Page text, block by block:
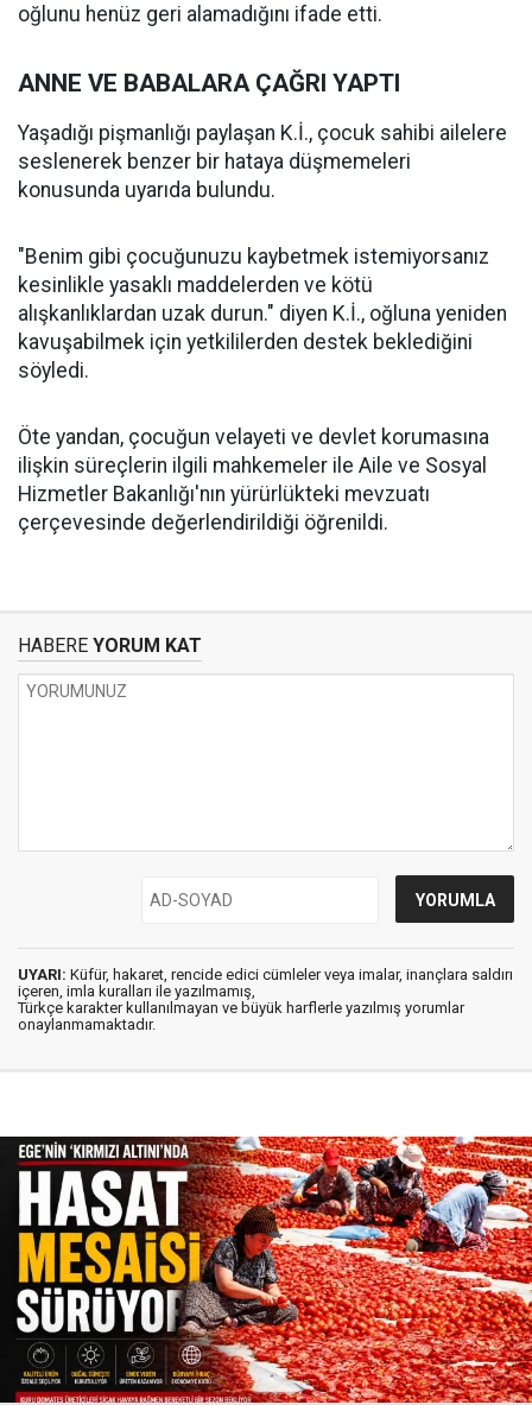
oğlunu henüz geri alamadığını ifade etti.
ANNE VE BABALARA ÇAĞRI YAPTI
Yaşadığı pişmanlığı paylaşan K.İ., çocuk sahibi ailelere
seslenerek benzer bir hataya düşmemeleri
konusunda uyarıda bulundu.
"Benim gibi çocuğunuzu kaybetmek istemiyorsanız
kesinlikle yasaklı maddelerden ve kötü
alışkanlıklardan uzak durun." diyen K.İ., oğluna yeniden
kavuşabilmek için yetkililerden destek beklediğini
söyledi.
Öte yandan, çocuğun velayeti ve devlet korumasına
ilişkin süreçlerin ilgili mahkemeler ile Aile ve Sosyal
Hizmetler Bakanlığı'nın yürürlükteki mevzuatı
çerçevesinde değerlendirildiği öğrenildi.
HABERE YORUM KAT
UYARI: Küfür, hakaret, rencide edici cümleler veya imalar, inançlara saldırı
içeren, imla kuralları ile yazılmamış,
Türkçe karakter kullanılmayan ve büyük harflerle yazılmış yorumlar
onaylanmamaktadır.